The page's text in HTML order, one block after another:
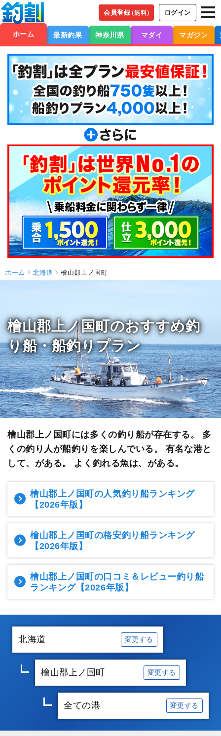
会員登録（無料） ログイン
ホーム 最新釣果 神奈川県 マダイ マガジン
ホーム 北海道 檜山郡上ノ国町
檜山郡上ノ国町のおすすめ釣
り船・船釣りプラン
檜山郡上ノ国町には多くの釣り船が存在する。 多
くの釣り人が船釣りを楽しんでいる。 有名な港と
して、がある。 よく釣れる魚は、がある。
檜山郡上ノ国町の人気釣り船ランキング
【2026年版】
檜山郡上ノ国町の格安釣り船ランキング
【2026年版】
檜山郡上ノ国町の口コミ＆レビュー釣り船
ランキング【2026年版】
北海道 変更する
檜山郡上ノ国町 変更する
全ての港 変更する